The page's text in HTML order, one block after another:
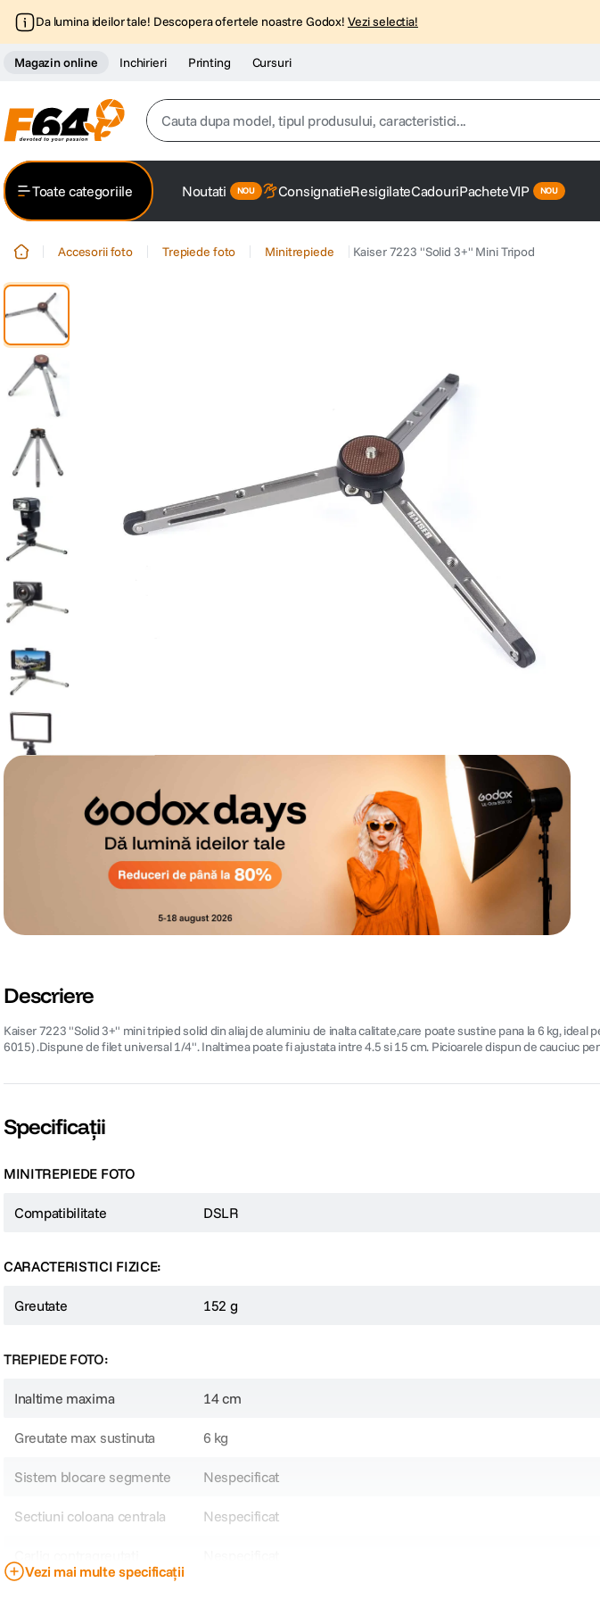
Da lumina ideilor tale! Descopera ofertele noastre Godox! Vezi selectia!
Magazin online Inchirieri Printing Cursuri
Cauta dupa model, tipul produsului, caracteristici...
2. trepied
card memorie
8. sony fx
Toate categoriile Noutati ConsignatieResigilateCadouriPacheteVIP
Accesorii foto Trepiede foto Minitrepiede Kaiser 7223 "Solid 3+" Mini Tripod
Descriere
Kaiser 7223 "Solid 3+" mini tripied solid din aliaj de aluminiu de inalta calitate,care poate sustine pana la 6 kg,
6015) .Dispune de filet universal 1/4". Inaltimea poate fi ajustata intre 4.5 si 15 cm. Picioarele dispun de cauciuc
Specificații
MINITREPIEDE FOTO
Compatibilitate DSLR
CARACTERISTICI FIZICE:
Greutate 152 g
TREPIEDE FOTO:
Inaltime maxima 14 cm
Greutate max sustinuta 6 kg
Sistem blocare segmente Nespecificat
Sectiuni coloana centrala Nespecificat
Vezi mai multe specificații